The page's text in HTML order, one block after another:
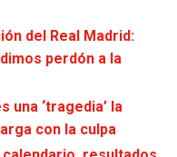
del Real Madrid:
perdón a la
una ‘tragedia’ la
con la culpa